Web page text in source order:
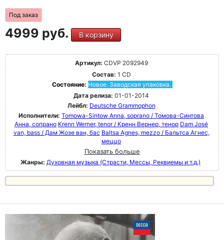
Под заказ
4999 руб. В корзину
Артикул: CDVP 2092949
Состав: 1 CD
Состояние: Новое. Заводская упаковка.
Дата релиза: 01-01-2014
Лейбл: Deutsche Grammophon
Исполнители: Tomowa-Sintow Anna, soprano / Томова-Синтова
Анна, сопрано Krenn Werner, tenor / Кренн Вернер, тенор Dam José
van, bass / Дам Жозе ван, бас Baltsa Agnes, mezzo / Бальтса Агнес,
меццо
Показать больше
Жанры: Духовная музыка (Страсти, Мессы, Реквиемы и т.д.)